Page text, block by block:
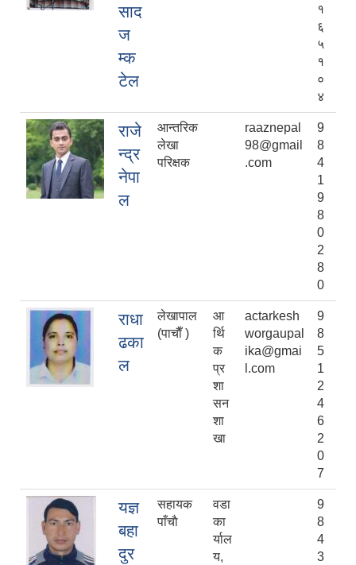
साद
ज
म्क
टेल
१
६
५
१
०
४
राजे
न्द्र
नेपा
ल
आन्तरिक
लेखा
परिक्षक
raaznepal
98@gmail
.com
9
8
4
1
9
8
0
2
8
0
राधा
ढका
ल
लेखापाल
(पाचाैँ )
आ
र्थि
क
प्र
शा
सन
शा
खा
actarkesh
worgaupal
ika@gmai
l.com
9
8
5
1
2
4
6
2
0
7
यज्ञ
बहा
दुर
सहायक
पाँचाै
वडा
का
र्याल
य,
9
8
4
3